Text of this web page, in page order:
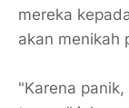
mereka
akan menikah
"Karena